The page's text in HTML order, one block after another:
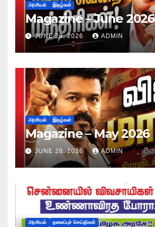
அரசியல் இதழ்கள்
Magazine – June 2026
JUNE 28, 2026 ADMIN
அரசியல் இதழ்கள்
Magazine – May 2026
JUNE 28, 2026 ADMIN
அரசியல் தலைப்புச் செய்திகள்